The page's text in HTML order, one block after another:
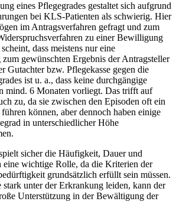
eines Pflegegrades gestaltet sich aufgrund
bei KLS-Patienten als schwierig. Hier
im Antragsverfahren gefragt und zum
zu einer Bewilligung
dass meistens nur eine
gewünschten Ergebnis der Antragsteller
Gutachter bzw. Pflegekasse gegen die
ist u. a., dass keine durchgängige
mind. 6 Monaten vorliegt. Das trifft auf
zu, da sie zwischen den Episoden oft ein
können, aber dennoch haben einige
in unterschiedlicher Höhe
sicher die Häufigkeit, Dauer und
eine wichtige Rolle, da die Kriterien der
grundsätzlich erfüllt sein müssen.
unter der Erkrankung leiden, kann der
Unterstützung in der Bewältigung der